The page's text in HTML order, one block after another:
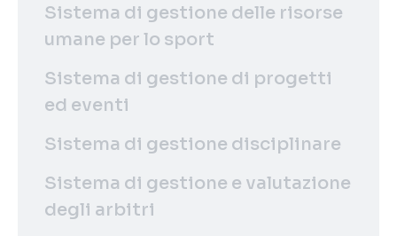
Sistema di gestione delle risorse
umane per lo sport
Sistema di gestione di progetti
ed eventi
Sistema di gestione disciplinare
Sistema di gestione e valutazione
degli arbitri